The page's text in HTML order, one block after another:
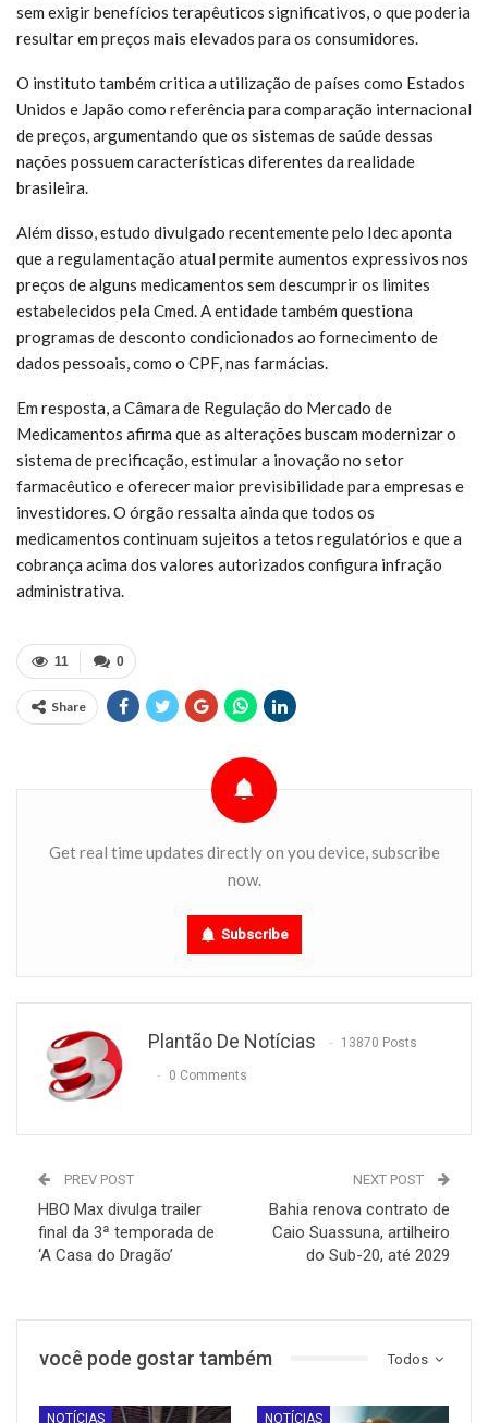
sem exigir benefícios terapêuticos significativos, o que poderia
resultar em preços mais elevados para os consumidores.
O instituto também critica a utilização de países como Estados
Unidos e Japão como referência para comparação internacional
de preços, argumentando que os sistemas de saúde dessas
nações possuem características diferentes da realidade
brasileira.
Além disso, estudo divulgado recentemente pelo Idec aponta
que a regulamentação atual permite aumentos expressivos nos
preços de alguns medicamentos sem descumprir os limites
estabelecidos pela Cmed. A entidade também questiona
programas de desconto condicionados ao fornecimento de
dados pessoais, como o CPF, nas farmácias.
Em resposta, a Câmara de Regulação do Mercado de
Medicamentos afirma que as alterações buscam modernizar o
sistema de precificação, estimular a inovação no setor
farmacêutico e oferecer maior previsibilidade para empresas e
investidores. O órgão ressalta ainda que todos os
medicamentos continuam sujeitos a tetos regulatórios e que a
cobrança acima dos valores autorizados configura infração
administrativa.
0
11
Share
Get real time updates directly on you device, subscribe
now.
Subscribe
Plantão De Notícias 13870 Posts
0 Comments
PREV POST
HBO Max divulga trailer
final da 3ª temporada de
‘A Casa do Dragão’
NEXT POST
Bahia renova contrato de
Caio Suassuna, artilheiro
do Sub-20, até 2029
Todos
você pode gostar também
NOTÍCIAS NOTÍCIAS